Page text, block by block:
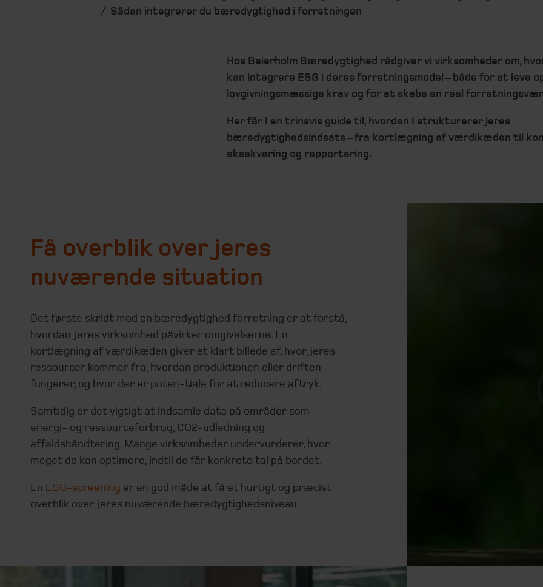
Sådan integrerer du bæredygtighed i forretningen
Hos Beierholm Bæredygtighed rådgiver vi virksomheder om,
kan integrere ESG i deres forretningsmodel – både for at leve
lovgivningsmæssige krav og for at skabe en reel
Her får I en trinsvis guide til, hvordan I strukturerer jeres
bæredygtighedsindsats – fra kortlægning af værdikæden til
eksekvering og rapportering.
Få overblik over jeres
nuværende situation
Det første skridt mod en bæredygtighed forretning er at forstå,
hvordan jeres virksomhed påvirker omgivelserne. En
kortlægning af værdikæden giver et klart billede af, hvor jeres
ressourcer kommer fra, hvordan produktionen eller driften
fungerer, og hvor der er poten-tiale for at reducere aftryk.
Samtidig er det vigtigt at indsamle data på områder som
energi- og ressourceforbrug, CO2-udledning og
affaldshåndtering. Mange virksomheder undervurderer, hvor
meget de kan optimere, indtil de får konkrete tal på bordet.
En ESG-screening er en god måde at få et hurtigt og præcist
overblik over jeres nuværende bæredygtighedsniveau.